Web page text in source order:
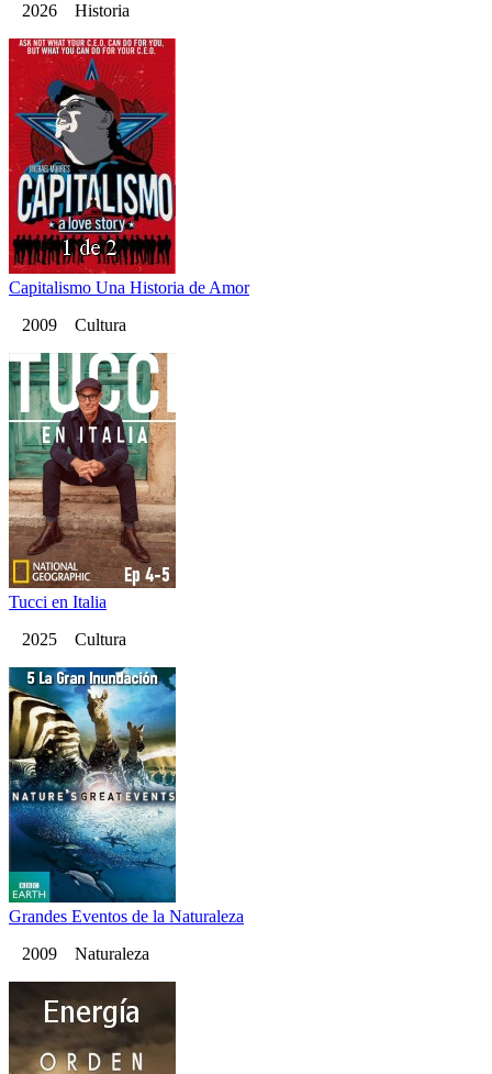
2026 Historia
Capitalismo Una Historia de Amor
2009 Cultura
Tucci en Italia
2025 Cultura
Grandes Eventos de la Naturaleza
2009 Naturaleza